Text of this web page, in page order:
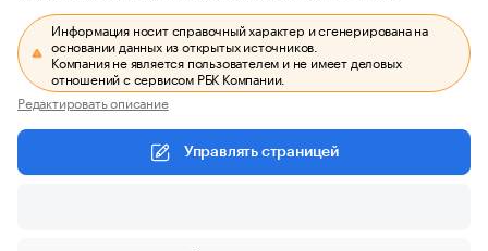
Информация носит справочный характер и сгенерирована на
основании данных из открытых источников.
Компания не является пользователем и не имеет деловых
отношений с сервисом РБК Компании.
Редактировать описание
Управлять страницей